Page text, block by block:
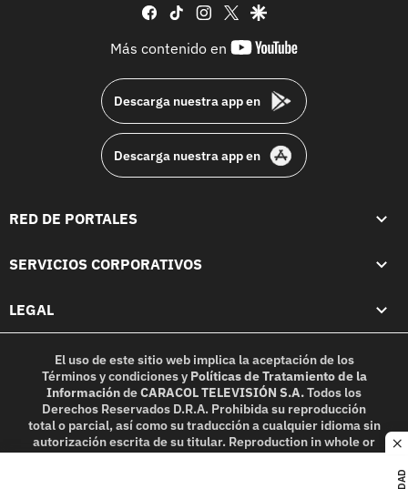
facebook
tiktok instagram
twittergoogle
Más contenido en
youtube-
Descarga nuestra app en
Descarga nuestra app en
RED DE PORTALES
SERVICIOS CORPORATIVOS
LEGAL
El uso de este sitio web implica la aceptación de los
Términos y condicionesy Políticas de Tratamiento de la
InformacióndeCARACOL TELEVISIÓN S.A.Todos los
Derechos Reservados D.R.A. Prohibida su reproducción
total o parcial, así como su traducción a cualquier idioma sin
autorización escrita de su titular. Reproduction in whole or